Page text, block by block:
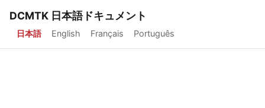
DCMTK 日本語ドキュメント
日本語 English Français Português